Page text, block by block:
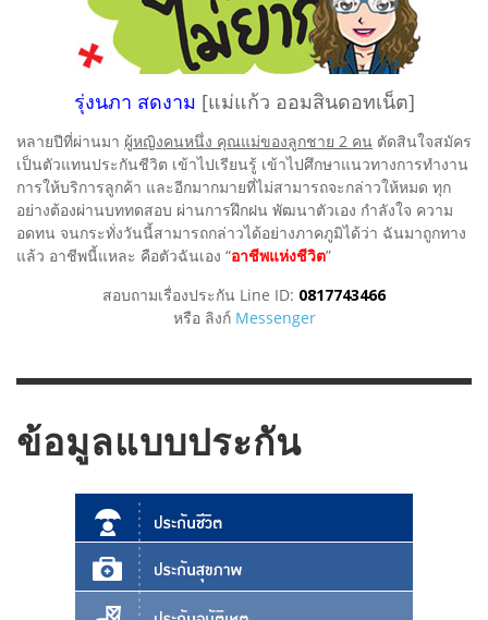
รุ่งนภา สดงาม [แม่แก้ว ออมสินดอทเน็ต]
หลายปีที่ผ่านมา ผู้หญิงคนหนึ่ง คุณแม่ของลูกชาย 2 คน ตัดสินใจสมัคร
เป็นตัวแทนประกันชีวิต เข้าไปเรียนรู้ เข้าไปศึกษาแนวทางการทำงาน
การให้บริการลูกค้า และอีกมากมายที่ไม่สามารถจะกล่าวให้หมด ทุก
อย่างต้องผ่านบททดสอบ ผ่านการฝึกฝน พัฒนาตัวเอง กำลังใจ ความ
อดทน จนกระทั่งวันนี้สามารถกล่าวได้อย่างภาคภูมิได้ว่า ฉันมาถูกทาง
แล้ว อาชีพนี้แหละ คือตัวฉันเอง “อาชีพแห่งชีวิต”
สอบถามเรื่องประกัน Line ID: 0817743466
หรือ ลิงก์ Messenger
ข้อมูลแบบประกัน